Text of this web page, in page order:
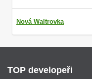
Nová Waltrovka
TOP developeři